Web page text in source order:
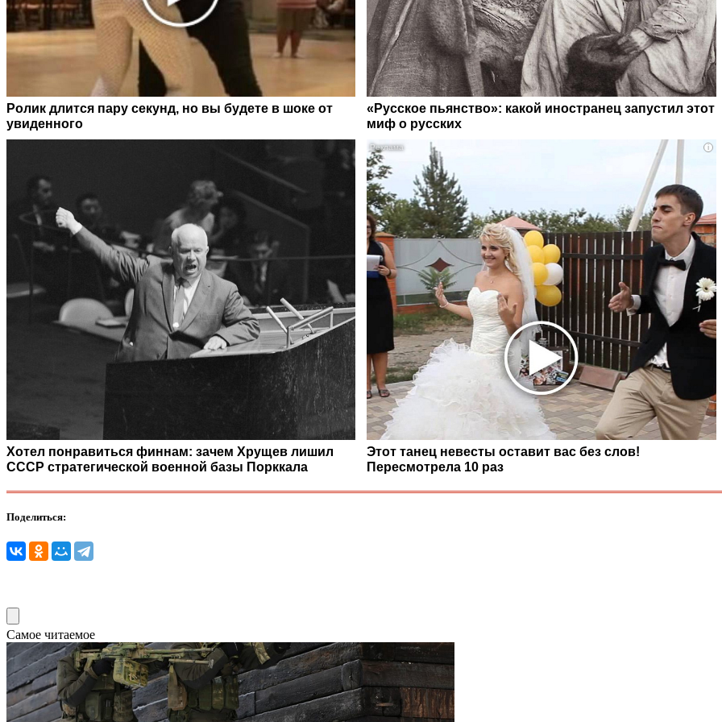
Ролик длится пару секунд, но вы будете в шоке от
увиденного
«Русское пьянство»: какой иностранец запустил этот
миф о русских
Хотел понравиться финнам: зачем Хрущев лишил
СССР стратегической военной базы Порккала
i
Этот танец невесты оставит вас без слов!
Пересмотрела 10 раз
Поделиться:
Самое читаемое